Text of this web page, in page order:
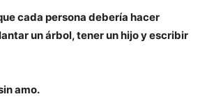
cada persona debería hacer
un árbol, tener un hijo y escribir
amo.